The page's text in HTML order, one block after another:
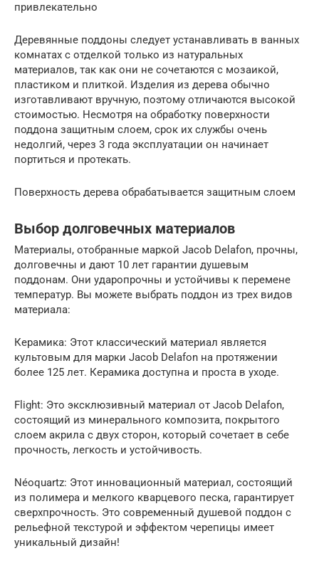
привлекательно
Деревянные поддоны следует устанавливать в ванных
комнатах с отделкой только из натуральных
материалов, так как они не сочетаются с мозаикой,
пластиком и плиткой. Изделия из дерева обычно
изготавливают вручную, поэтому отличаются высокой
стоимостью. Несмотря на обработку поверхности
поддона защитным слоем, срок их службы очень
недолгий, через 3 года эксплуатации он начинает
портиться и протекать.
Поверхность дерева обрабатывается защитным слоем
Выбор долговечных материалов
Материалы, отобранные маркой Jacob Delafon, прочны,
долговечны и дают 10 лет гарантии душевым
поддонам. Они ударопрочны и устойчивы к перемене
температур. Вы можете выбрать поддон из трех видов
материала:
Керамика: Этот классический материал является
культовым для марки Jacob Delafon на протяжении
более 125 лет. Керамика доступна и проста в уходе.
Flight: Это эксклюзивный материал от Jacob Delafon,
состоящий из минерального композита, покрытого
слоем акрила с двух сторон, который сочетает в себе
прочность, легкость и устойчивость.
Néoquartz: Этот инновационный материал, состоящий
из полимера и мелкого кварцевого песка, гарантирует
сверхпрочность. Это современный душевой поддон с
рельефной текстурой и эффектом черепицы имеет
уникальный дизайн!